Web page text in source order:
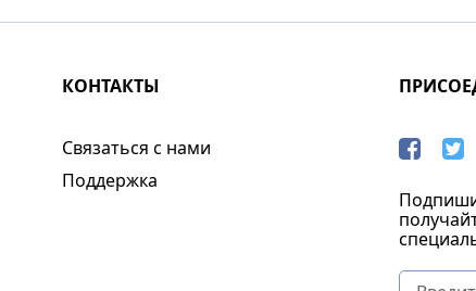
КОНТАКТЫ
Связаться с нами
Поддержка